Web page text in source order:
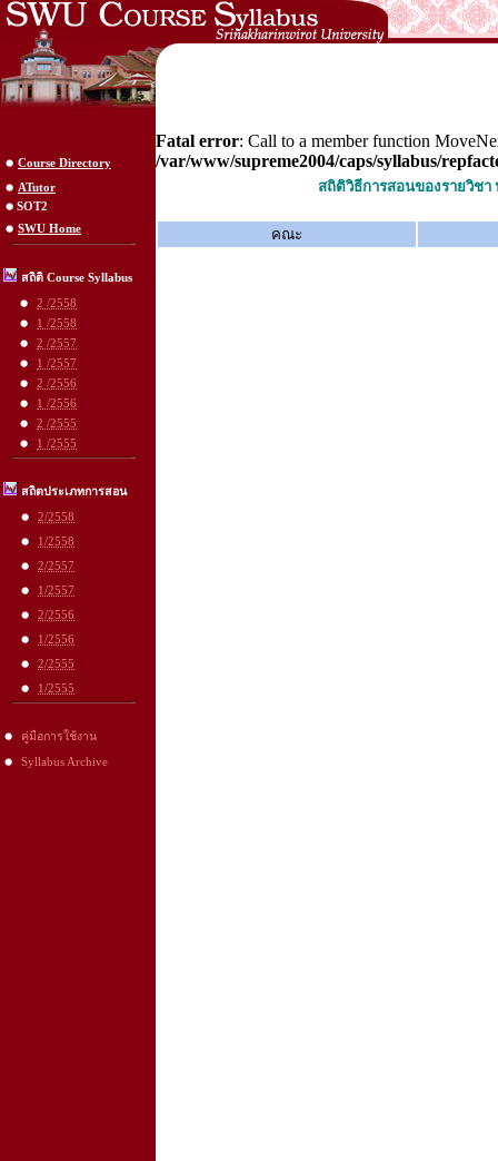
Course Directory
ATutor
SOT2
SWU Home
สถิติ Course Syllabus
2 /2558
1 /2558
2 /2557
1 /2557
2 /2556
1 /2556
2 /2555
1 /2555
สถิตประเภทการสอน
2/2558
1/2558
2/2557
1/2557
2/2556
1/2556
2/2555
1/2555
คู่มือการใช้งาน
Syllabus Archive
Fatal error: Call to a member function
/var/www/supreme2004/caps/syllabus/
สถิติวิธีการสอนของรายวิชา
คณะ